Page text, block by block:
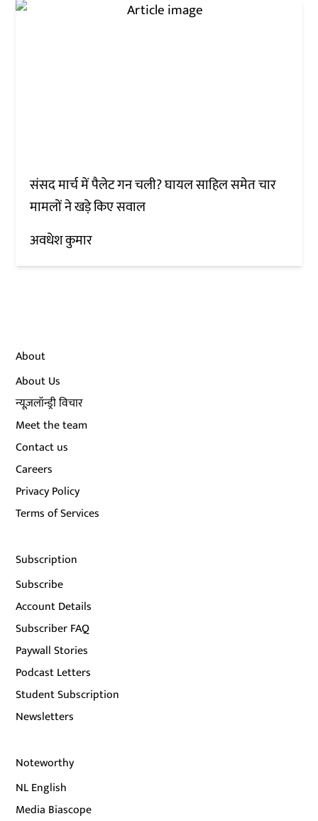
संसद मार्च में पैलेट गन चली? घायल साहिल समेत चार
मामलों ने खड़े किए सवाल
अवधेश कुमार
About
About Us
न्यूज़लॉन्ड्री विचार
Meet the team
Contact us
Careers
Privacy Policy
Terms of Services
Subscription
Subscribe
Account Details
Subscriber FAQ
Paywall Stories
Podcast Letters
Student Subscription
Newsletters
Noteworthy
NL English
Media Biascope